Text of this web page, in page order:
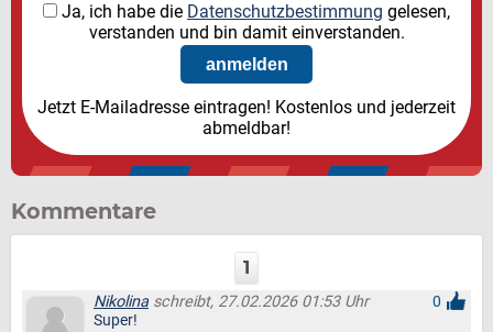
Ja, ich habe die Datenschutzbestimmung gelesen,
verstanden und bin damit einverstanden.
Jetzt E-Mailadresse eintragen! Kostenlos und jederzeit
abmeldbar!
Kommentare
1
Nikolina schreibt, 27.02.2026 01:53 Uhr
0
Super!